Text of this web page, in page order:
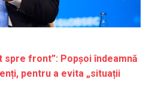
spre front”: Popșoi îndeamnă
pentru a evita „situații